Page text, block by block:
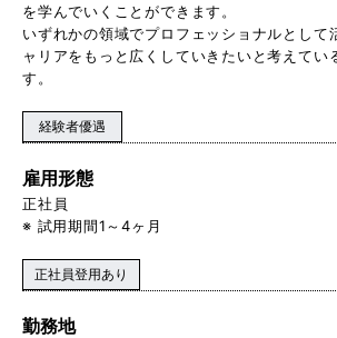
を学んでいくことができます。
いずれかの領域でプロフェッショナルとして
ャリアをもっと広くしていきたいと考えてい
す。
経験者優遇
雇用形態
正社員
※ 試用期間1～4ヶ月
正社員登用あり
勤務地